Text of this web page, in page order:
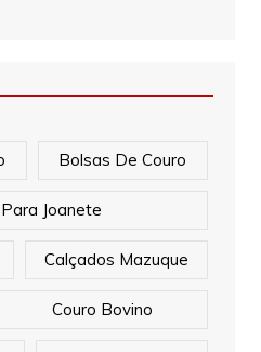
Bolsas De Couro
Joanete
Calçados Mazuque
Couro Bovino